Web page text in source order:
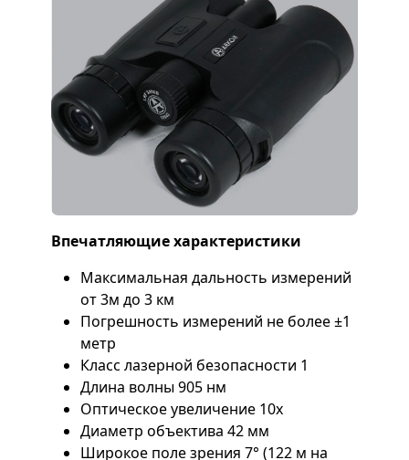
Впечатляющие характеристики
Максимальная дальность измерений
от 3м до 3 км
Погрешность измерений не более ±1
метр
Класс лазерной безопасности 1
Длина волны 905 нм
Оптическое увеличение 10x
Диаметр объектива 42 мм
Широкое поле зрения 7° (122 м на